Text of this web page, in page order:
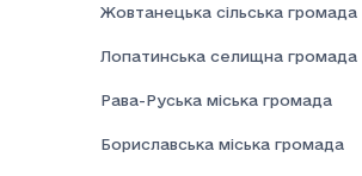
Жовтанецька сільська громада
Лопатинська селищна громада
Рава-Руська міська громада
Бориславська міська громада